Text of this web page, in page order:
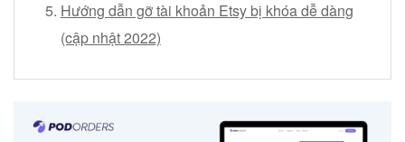
Hướng dẫn gỡ tài khoản Etsy bị khóa dễ dàng
(cập nhật 2022)